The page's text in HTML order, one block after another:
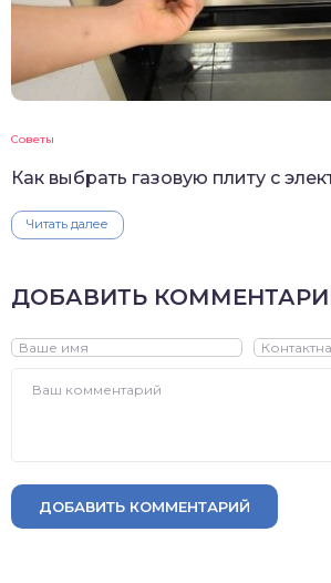
Советы
Как выбрать газовую плиту с
Читать далее
ДОБАВИТЬ
ДОБАВИТЬ КОММЕНТАРИЙ